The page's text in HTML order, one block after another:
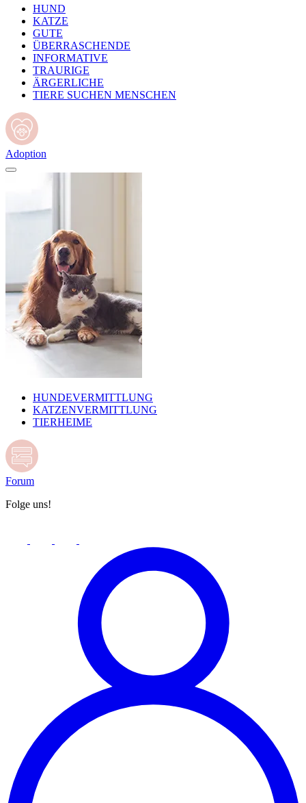
HUND
KATZE
GUTE
ÜBERRASCHENDE
INFORMATIVE
TRAURIGE
ÄRGERLICHE
TIERE SUCHEN MENSCHEN
Adoption
HUNDEVERMITTLUNG
KATZENVERMITTLUNG
TIERHEIME
Forum
Folge uns!